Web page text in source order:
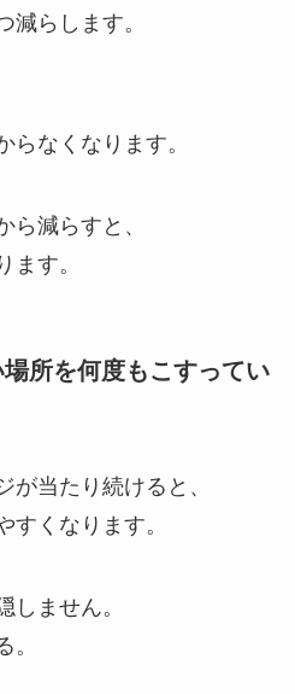
減らします。
らなくなります。
ら減らすと、
ます。
所を何度もこすってい
が当たり続けると、
すくなります。
しません。
。